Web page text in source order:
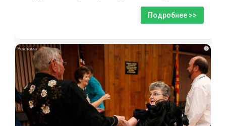
Подробнее >>
i